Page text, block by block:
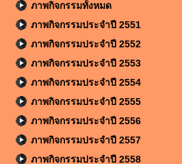
ภาพกิจกรรมทั้งหมด
ภาพกิจกรรมประจำปี 2551
ภาพกิจกรรมประจำปี 2552
ภาพกิจกรรมประจำปี 2553
ภาพกิจกรรมประจำปี 2554
ภาพกิจกรรมประจำปี 2555
ภาพกิจกรรมประจำปี 2556
ภาพกิจกรรมประจำปี 2557
ภาพกิจกรรมประจำปี 2558